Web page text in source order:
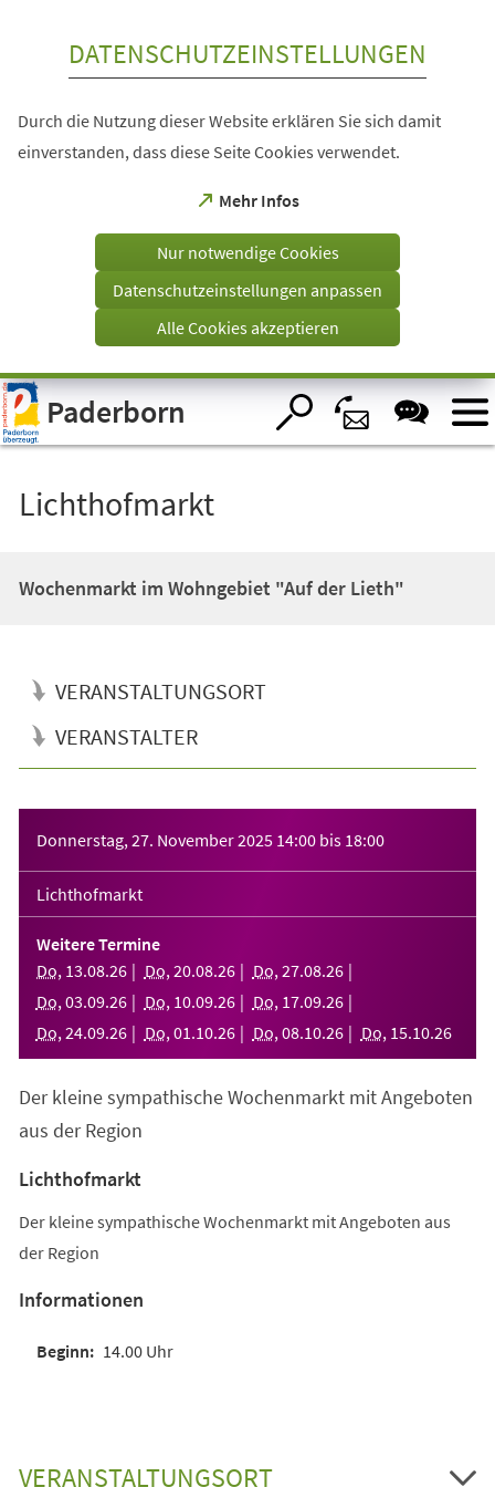
Visuelle
Assistenzsoftware
öffnen.
DATENSCHUTZEINSTELLUNGEN
Durch die Nutzung dieser Website erklären Sie sich damit
einverstanden, dass diese Seite Cookies verwendet.
Mehr Infos
(Öffnet
einem
Tab)
Nur notwendige Cookies
Datenschutzeinstellungen anpassen
Alle Cookies akzeptieren
Paderborn
Lichthofmarkt
Wochenmarkt im Wohngebiet "Auf der Lieth"
VERANSTALTUNGSORT
VERANSTALTER
Donnerstag, 27. November 2025 14:00 bis 18:00
Lichthofmarkt
Weitere Termine
Do, 13.08.26 Do, 20.08.26 Do, 27.08.26
Do, 03.09.26 Do, 10.09.26 Do, 17.09.26
Do, 24.09.26 Do, 01 .10.26 Do, 08.10.26 Do, 15.10.26
Der kleine sympathische Wochenmarkt mit Angeboten
aus der Region
Lichthofmarkt
Der kleine sympathische Wochenmarkt mit Angeboten aus
der Region
Informationen
14.00 Uhr
VERANSTALTUNGSORT